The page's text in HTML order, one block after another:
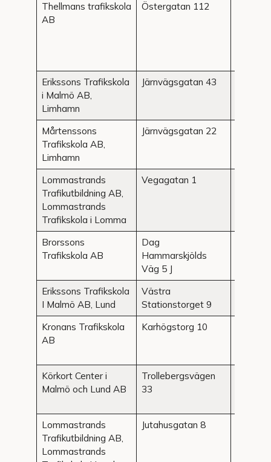
Thellmans trafikskola
AB
Östergatan 112
Erikssons Trafikskola
i Malmö AB,
Limhamn
Järnvägsgatan 43
Mårtenssons
Trafikskola AB,
Limhamn
Järnvägsgatan 22
Lommastrands
Trafikutbildning AB,
Lommastrands
Trafikskola i Lomma
Vegagatan 1
Brorssons
Trafikskola AB
Dag
Hammarskjölds
Väg 5 J
Erikssons Trafikskola
I Malmö AB, Lund
Västra
Stationstorget 9
Kronans Trafikskola
AB
Karhögstorg 10
Körkort Center i
Malmö och Lund AB
Trollebergsvägen
33
Lommastrands
Trafikutbildning AB,
Lommastrands
Jutahusgatan 8